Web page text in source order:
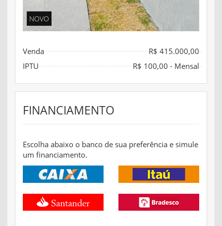
NOVO
Venda
R$ 415.000,00
IPTU
R$ 100,00 - Mensal
FINANCIAMENTO
Escolha abaixo o banco de sua preferência e simule
um financiamento.